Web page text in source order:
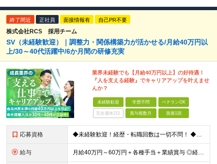
終了間近 正社員 面接情報有 自己PR不要
株式会社RCS 採用チーム
SV（未経験歓迎）｜調整力・関係構築力が活かせる/月給40万円以
上/30～40代活躍中/6か月間の研修充実
業界未経験でも【月給40万円以上】の好待遇！
『人を支える経験』でキャリアアップを叶えませ
んか？
未経験歓迎 学歴不問 ベテランOK
完全週休2日 賞与複数月 面接1回
応募資格 ◆未経験歓迎！経歴・転職回数は一切不問！ ◆異業界出身の30代・40代も活躍中！ ◆U・Iターン希望の方も歓迎（引越費用規定あり） 【応募要件】 ■高卒以上 ■普通自動車運転免許（AT限定可） ■基
給与 月給40万円～60万円＋各種手当＋業績賞与 ◎経験や能力等を考慮し、優遇いたします！ ◎成果により業績賞与を年2回支給します！ 上記月給には、固定残業代として 「60,800円～95,000円（28